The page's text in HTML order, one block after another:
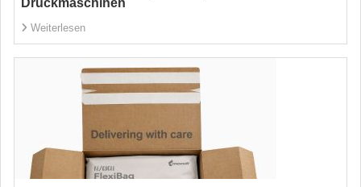
Druckmaschinen
Weiterlesen